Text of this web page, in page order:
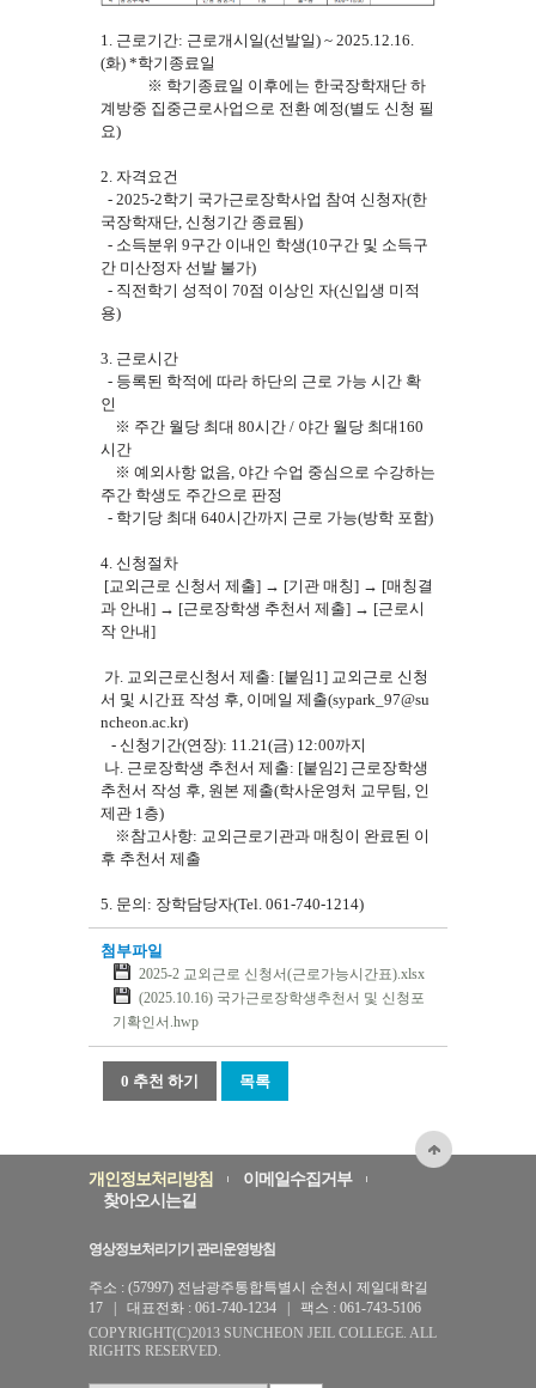
1. 근로기간: 근로개시일(선발일) ~ 2025.12.16.
(화) *학기종료일
※ 학기종료일 이후에는 한국장학재단 하
계방중 집중근로사업으로 전환 예정(별도 신청 필
요)
2. 자격요건
- 2025-2학기 국가근로장학사업 참여 신청자(한
국장학재단, 신청기간 종료됨)
- 소득분위 9구간 이내인 학생(10구간 및 소득구
간 미산정자 선발 불가)
- 직전학기 성적이 70점 이상인 자(신입생 미적
용)
3. 근로시간
- 등록된 학적에 따라 하단의 근로 가능 시간 확
인
※ 주간 월당 최대 80시간 / 야간 월당 최대160
시간
※ 예외사항 없음, 야간 수업 중심으로 수강하는
주간 학생도 주간으로 판정
- 학기당 최대 640시간까지 근로 가능(방학 포함)
4. 신청절차
[교외근로 신청서 제출] → [기관 매칭] → [매칭결
과 안내] → [근로장학생 추천서 제출] → [근로시
작 안내]
가. 교외근로신청서 제출: [붙임1] 교외근로 신청
서 및 시간표 작성 후, 이메일 제출(sypark_97@su
ncheon.ac.kr)
- 신청기간(연장): 11.21(금) 12:00까지
나. 근로장학생 추천서 제출: [붙임2] 근로장학생
추천서 작성 후, 원본 제출(학사운영처 교무팀, 인
제관 1층)
※참고사항: 교외근로기관과 매칭이 완료된 이
후 추천서 제출
5. 문의: 장학담당자(Tel. 061-740-1214)
첨부파일
2025-2 교외근로 신청서(근로가능시간표).xlsx
(2025.10.16) 국가근로장학생추천서 및 신청포
기확인서.hwp
0 추천 하기 목록
개인정보처리방침
이메일수집거부
찾아오시는길
영상정보처리기기 관리운영방침
주소 : (57997) 전남광주통합특별시 순천시 제일대학길
17 | 대표전화 : 061-740-1234 | 팩스 : 061-743-5106
COPYRIGHT(C)2013 SUNCHEON JEIL COLLEGE. ALL
RIGHTS RESERVED.